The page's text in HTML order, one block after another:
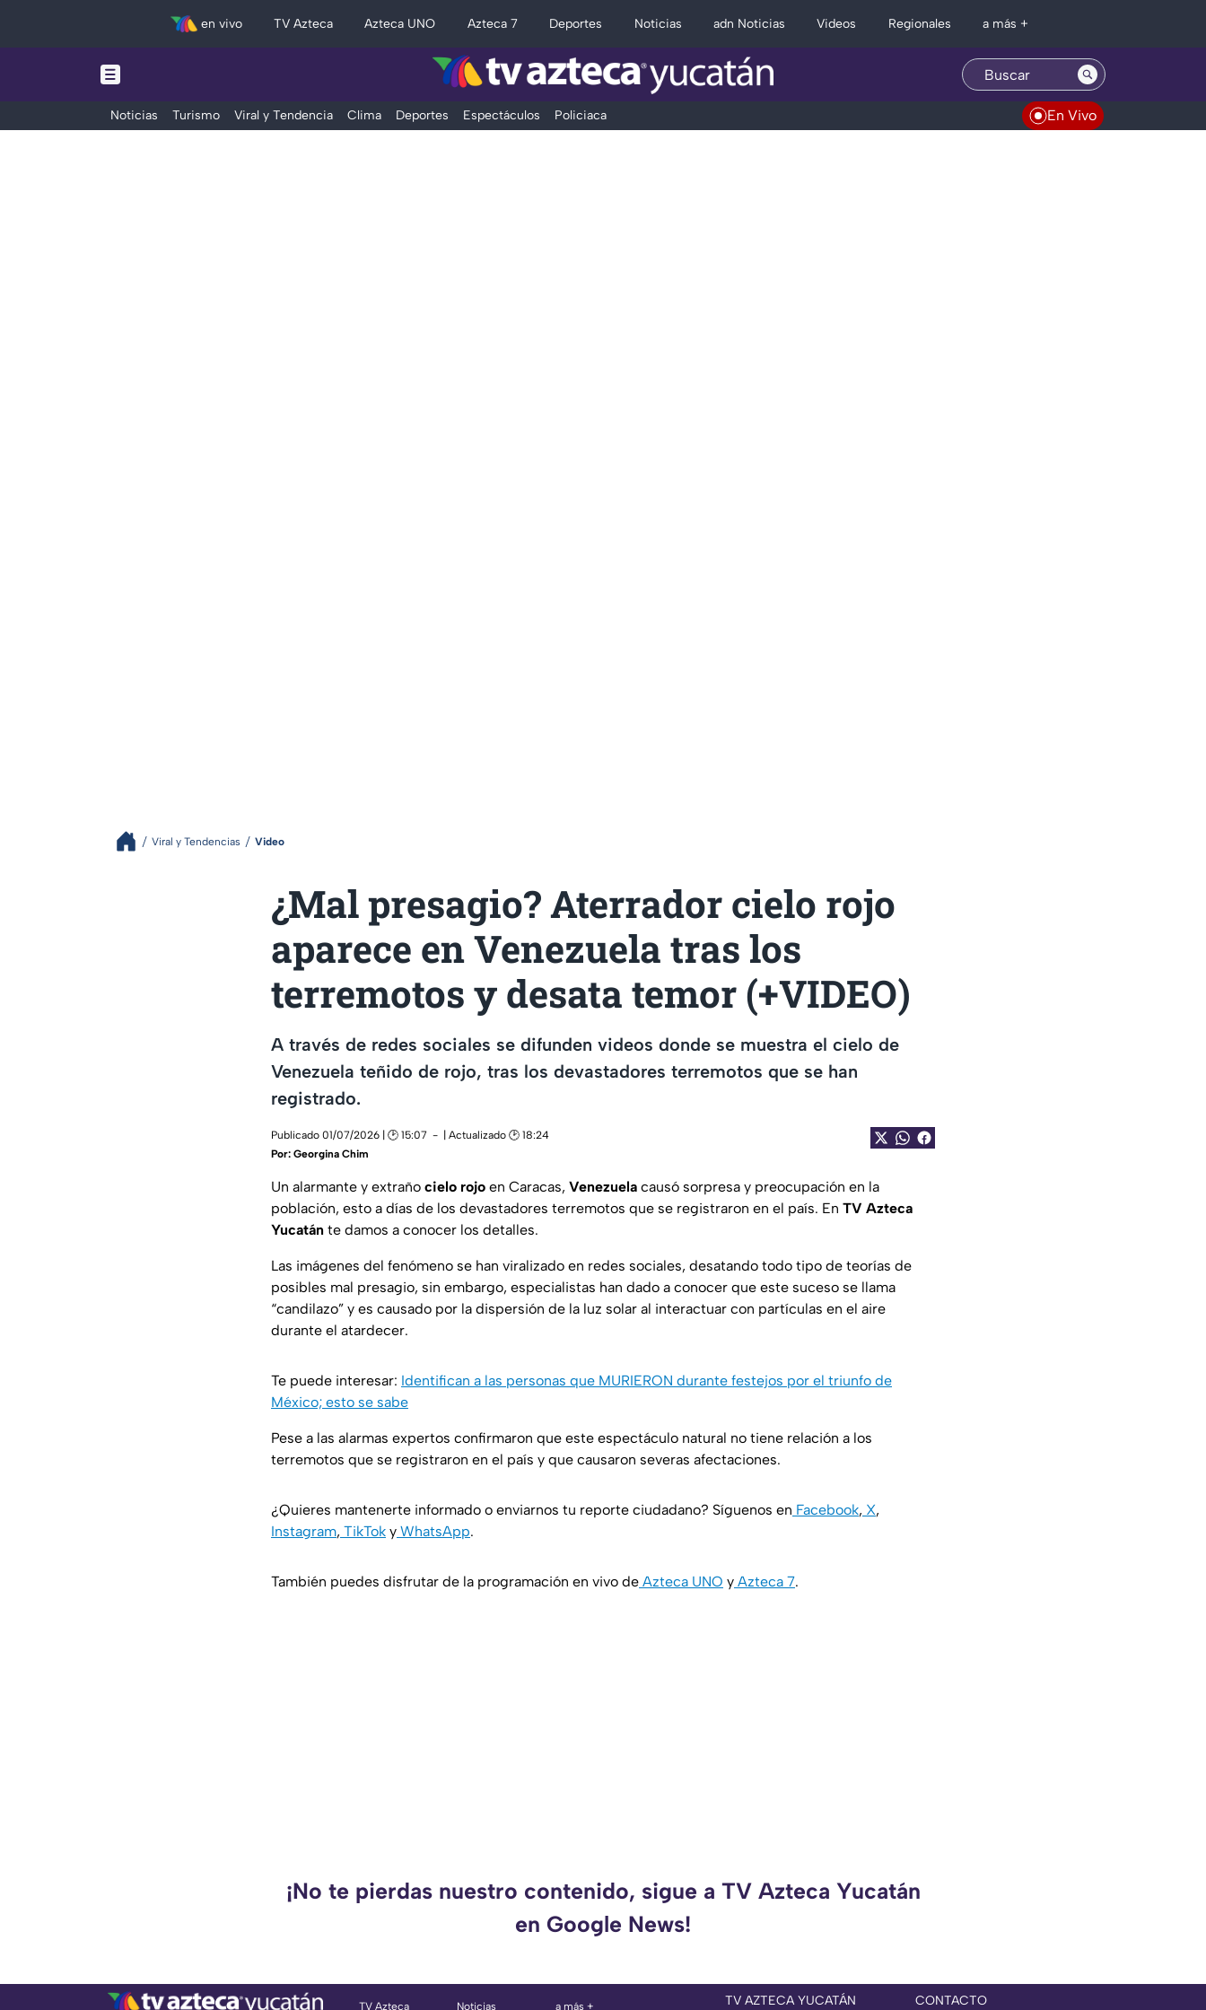
en vivo TV Azteca Azteca UNO Azteca 7 Deportes Noticias adn Noticias Videos Regionales a más +
Noticias Turismo Viral y Tendencia Clima Deportes Espectáculos Policiaca En Vivo
Viral y Tendencias Video
¿Mal presagio? Aterrador cielo rojo
aparece en Venezuela tras los
terremotos y desata temor (+VIDEO)
A través de redes sociales se difunden videos donde se muestra el cielo de
Venezuela teñido de rojo, tras los devastadores terremotos que se han
registrado.
Publicado 01/07/2026 | 🕑 15:07
| Actualizado 🕑 18:24
Por: Georgina Chim
Un alarmante y extraño cielo rojo en Caracas, Venezuela causó sorpresa y preocupación en la
población, esto a días de los devastadores terremotos que se registraron en el país. En TV Azteca
Yucatán te damos a conocer los detalles.
Las imágenes del fenómeno se han viralizado en redes sociales, desatando todo tipo de teorías de
posibles mal presagio, sin embargo, especialistas han dado a conocer que este suceso se llama
“candilazo” y es causado por la dispersión de la luz solar al interactuar con partículas en el aire
durante el atardecer.
Te puede interesar: Identifican a las personas que MURIERON durante festejos por el triunfo de
México; esto se sabe
Pese a las alarmas expertos confirmaron que este espectáculo natural no tiene relación a los
terremotos que se registraron en el país y que causaron severas afectaciones.
¿Quieres mantenerte informado o enviarnos tu reporte ciudadano? Síguenos en Facebook, X,
Instagram, TikTok y WhatsApp.
También puedes disfrutar de la programación en vivo de Azteca UNO y Azteca 7.
¡No te pierdas nuestro contenido, sigue a TV Azteca Yucatán
en Google News!
TV Azteca Noticias a más + TV AZTECA YUCATÁN CONTACTO